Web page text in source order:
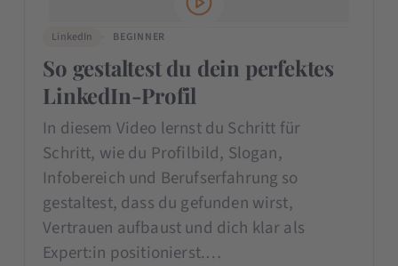
LinkedIn BEGINNER
So gestaltest du dein perfektes
LinkedIn-Profil
In diesem Video lernst du Schritt für
Schritt, wie du Profilbild, Slogan,
Infobereich und Berufserfahrung so
gestaltest, dass du gefunden wirst,
Vertrauen aufbaust und dich klar als
Expert:in positionierst.…